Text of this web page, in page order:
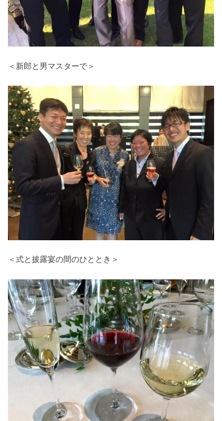
＜新郎と男マスターで＞
＜式と披露宴の間のひととき＞